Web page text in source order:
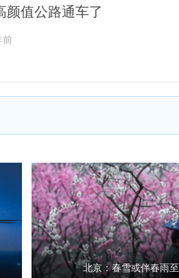
颜值公路通车了
前
北京：春雪或伴春雨至